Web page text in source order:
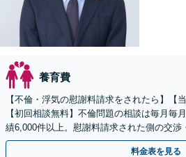
養育費
【不倫・浮気の慰謝料請求をされたら】【
【初回相談無料】不倫問題の相談は毎月毎
績6,000件以上。慰謝料請求された側の交渉
事務所です。
料金表を見る